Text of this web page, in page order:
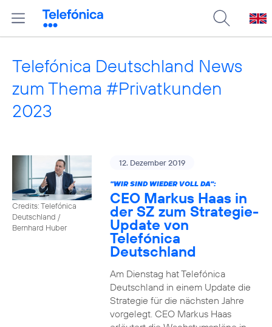
Telefónica Deutschland News
zum Thema #Privatkunden
2023
Credits: Telefónica
Deutschland /
Bernhard Huber
12. Dezember 2019
"WIR SIND WIEDER VOLL DA":
CEO Markus Haas in
der SZ zum Strategie-
Update von
Telefónica
Deutschland
Am Dienstag hat Telefónica
Deutschland in einem Update die
Strategie für die nächsten Jahre
vorgelegt. CEO Markus Haas